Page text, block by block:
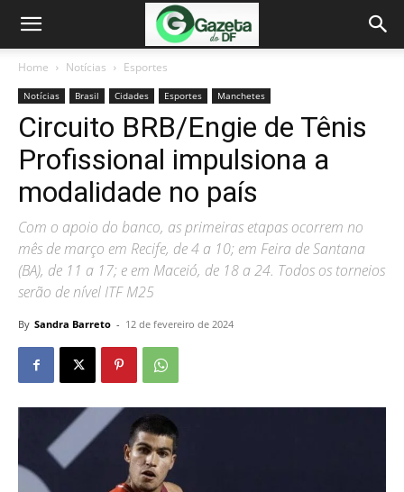
Home Notícias Esportes
Notícias Brasil Cidades Esportes Manchetes
Circuito BRB/Engie de Tênis
Profissional impulsiona a
modalidade no país
Com o apoio do banco, as primeiras etapas ocorrem no
mês de março em Recife, de 4 a 10; em Feira de Santana
(BA), de 11 a 17; e em Maceió, de 18 a 24. Todos os torneios
serão de nível ITF M25
By Sandra Barreto - 12 de fevereiro de 2024